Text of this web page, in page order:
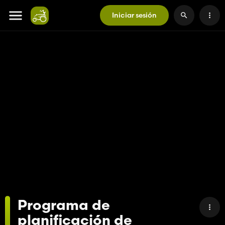
Iniciar sesión
Programa de
planificación de